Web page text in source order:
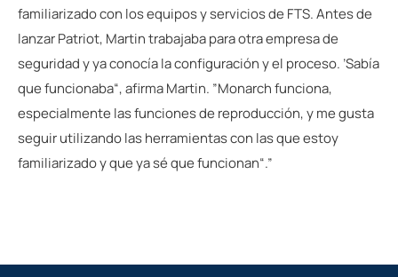
familiarizado con los equipos y servicios de FTS. Antes de
lanzar Patriot, Martin trabajaba para otra empresa de
seguridad y ya conocía la configuración y el proceso. ’Sabía
que funcionaba“, afirma Martin. ”Monarch funciona,
especialmente las funciones de reproducción, y me gusta
seguir utilizando las herramientas con las que estoy
familiarizado y que ya sé que funcionan“.”